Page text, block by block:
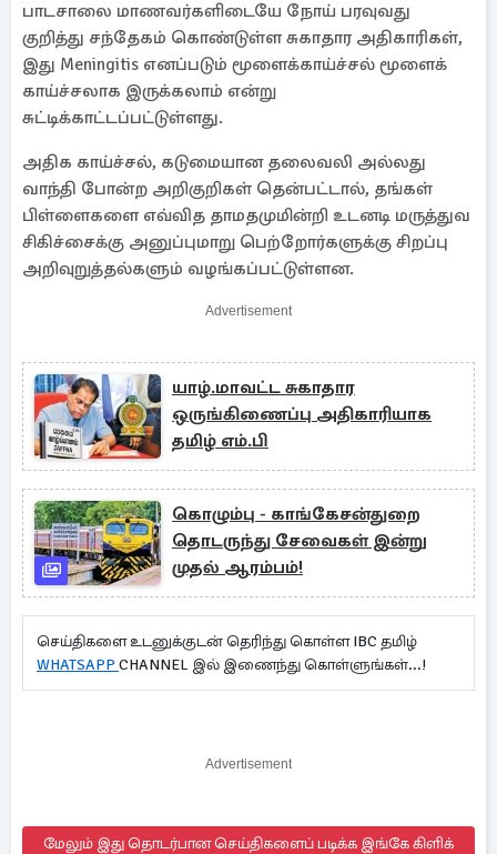
பாடசாலை மாணவர்களிடையே நோய் பரவுவது
குறித்து சந்தேகம் கொண்டுள்ள சுகாதார அதிகாரிகள்,
இது Meningitis எனப்படும் மூளைக்காய்ச்சல் மூளைக்
காய்ச்சலாக இருக்கலாம் என்று
சுட்டிக்காட்டப்பட்டுள்ளது.
அதிக காய்ச்சல், கடுமையான தலைவலி அல்லது
வாந்தி போன்ற அறிகுறிகள் தென்பட்டால், தங்கள்
பிள்ளைகளை எவ்வித தாமதமுமின்றி உடனடி மருத்துவ
சிகிச்சைக்கு அனுப்புமாறு பெற்றோர்களுக்கு சிறப்பு
அறிவுறுத்தல்களும் வழங்கப்பட்டுள்ளன.
Advertisement
யாழ்.மாவட்ட சுகாதார
ஒருங்கிணைப்பு அதிகாரியாக
தமிழ் எம்.பி
கொழும்பு - காங்கேசன்துறை
தொடருந்து சேவைகள் இன்று
முதல் ஆரம்பம்!
செய்திகளை உடனுக்குடன் தெரிந்து கொள்ள IBC தமிழ்
WHATSAPP CHANNEL இல் இணைந்து கொள்ளுங்கள்...!
Advertisement
மேலும் இது தொடர்பான செய்திகளைப் படிக்க இங்கே கிளிக்